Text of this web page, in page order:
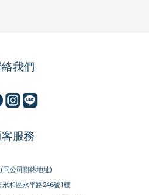
我們
服務
同公司聯絡地址)
永和區永平路246號1樓